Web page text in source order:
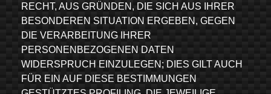
RECHT, AUS GRÜNDEN, DIE SICH AUS IHRER
BESONDEREN SITUATION ERGEBEN, GEGEN
DIE VERARBEITUNG IHRER
PERSONENBEZOGENEN DATEN
WIDERSPRUCH EINZULEGEN; DIES GILT AUCH
FÜR EIN AUF DIESE BESTIMMUNGEN